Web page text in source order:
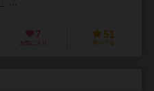
7
お気に入り
51
持ってる